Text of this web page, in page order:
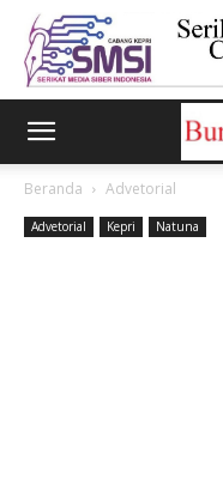
Beranda Advetorial
Advetorial Kepri Natuna